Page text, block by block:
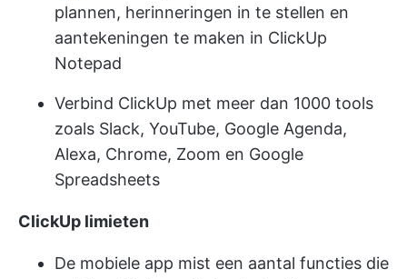
plannen, herinneringen in te stellen en
aantekeningen te maken in ClickUp
Notepad
Verbind ClickUp met meer dan 1000 tools
zoals Slack, YouTube, Google Agenda,
Alexa, Chrome, Zoom en Google
Spreadsheets
ClickUp limieten
De mobiele app mist een aantal functies die